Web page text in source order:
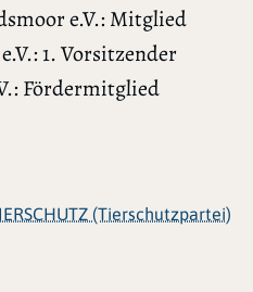
e.V.: Mitglied
1. Vorsitzender
Fördermitglied
(Tierschutzpartei)